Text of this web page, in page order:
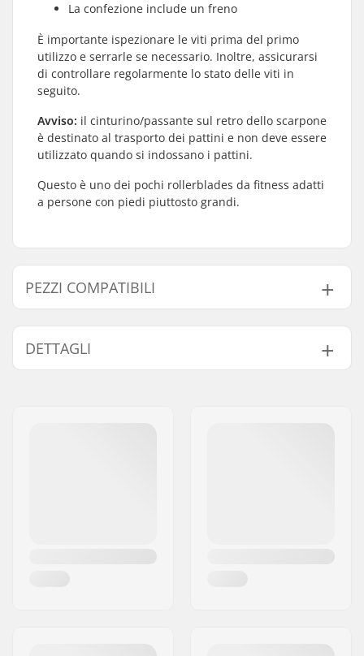
La confezione include un freno
È importante ispezionare le viti prima del primo
utilizzo e serrarle se necessario. Inoltre, assicurarsi
di controllare regolarmente lo stato delle viti in
seguito.
Avviso: il cinturino/passante sul retro dello scarpone
è destinato al trasporto dei pattini e non deve essere
utilizzato quando si indossano i pattini.
Questo è uno dei pochi rollerblades da fitness adatti
a persone con piedi piuttosto grandi.
PEZZI COMPATIBILI
Trova prodotti compatibili con Rollerblade RB XL
Pattini In Linea Uomo:
DETTAGLI